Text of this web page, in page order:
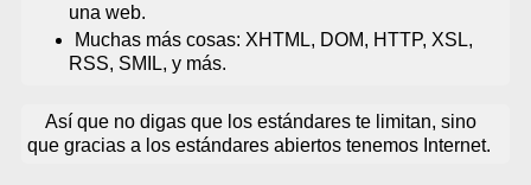
una web.
Muchas más cosas: XHTML, DOM, HTTP, XSL,
RSS, SMIL, y más.
Así que no digas que los estándares te limitan, sino
que gracias a los estándares abiertos tenemos Internet.